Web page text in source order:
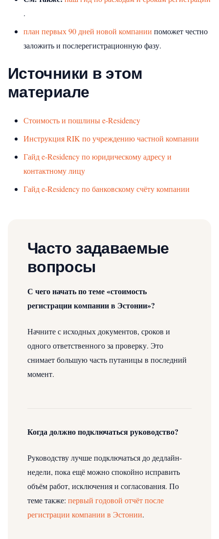
.
план первых 90 дней новой компании поможет честно
заложить и послерегистрационную фазу.
Источники в этом
материале
Стоимость и пошлины e-Residency
Инструкция RIK по учреждению частной компании
Гайд e-Residency по юридическому адресу и
контактному лицу
Гайд e-Residency по банковскому счёту компании
Часто задаваемые
вопросы
С чего начать по теме «стоимость
регистрации компании в Эстонии»?
Начните с исходных документов, сроков и
одного ответственного за проверку. Это
снимает большую часть путаницы в последний
момент.
Когда должно подключаться руководство?
Руководству лучше подключаться до дедлайн-
недели, пока ещё можно спокойно исправить
объём работ, исключения и согласования. По
теме также: первый годовой отчёт после
регистрации компании в Эстонии.